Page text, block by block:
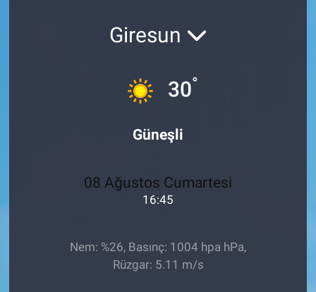
Giresun
30°
Güneşli
08 Ağustos Cumartesi
16:45
Nem: %26, Basınç: 1004 hpa hPa,
Rüzgar: 5.11 m/s
Yetiştirici Soruyor
Şeker ve Şekerli Mamüller